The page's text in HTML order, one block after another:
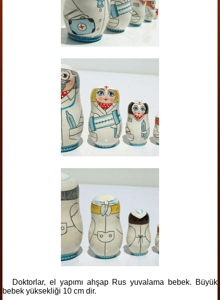
Doktorlar, el yapımı ahşap Rus yuvalama bebek. Büyük
bebek yüksekliği 10 cm dir.